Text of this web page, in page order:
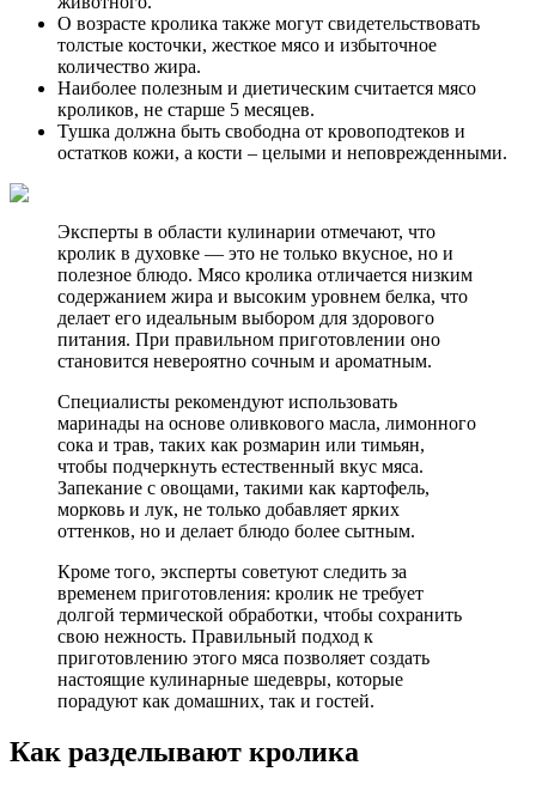
О возрасте кролика также могут свидетельствовать
толстые косточки, жесткое мясо и избыточное
количество жира.
Наиболее полезным и диетическим считается мясо
кроликов, не старше 5 месяцев.
Тушка должна быть свободна от кровоподтеков и
остатков кожи, а кости – целыми и неповрежденными.
Эксперты в области кулинарии отмечают, что
кролик в духовке — это не только вкусное, но и
полезное блюдо. Мясо кролика отличается низким
содержанием жира и высоким уровнем белка, что
делает его идеальным выбором для здорового
питания. При правильном приготовлении оно
становится невероятно сочным и ароматным.
Специалисты рекомендуют использовать
маринады на основе оливкового масла, лимонного
сока и трав, таких как розмарин или тимьян,
чтобы подчеркнуть естественный вкус мяса.
Запекание с овощами, такими как картофель,
морковь и лук, не только добавляет ярких
оттенков, но и делает блюдо более сытным.
Кроме того, эксперты советуют следить за
временем приготовления: кролик не требует
долгой термической обработки, чтобы сохранить
свою нежность. Правильный подход к
приготовлению этого мяса позволяет создать
настоящие кулинарные шедевры, которые
порадуют как домашних, так и гостей.
Как разделывают кролика